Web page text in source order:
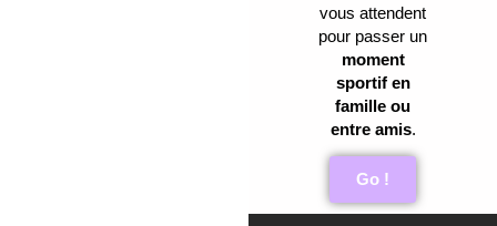
vous attendent
pour passer un
moment
sportif en
famille ou
entre amis.
Go !